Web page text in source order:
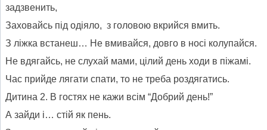
задзвенить,
Заховайсь під одіяло, з головою вкрийся вмить.
З ліжка встанеш… Не вмивайся, довго в носі колупайся.
Не вдягайсь, не слухай мами, цілий день ходи в піжамі.
Час прийде лягати спати, то не треба роздягатись.
Дитина 2. В гостях не кажи всім “Добрий день!”
А зайди і… стій як пень.